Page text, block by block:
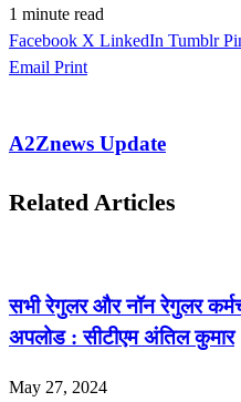
1 minute read
Facebook X LinkedIn Tumblr
Email Print
A2Znews Update
Related Articles
सभी रेगुलर और नॉन रेगुलर
अपलोड : सीटीएम अंतिल कुमार
May 27, 2024